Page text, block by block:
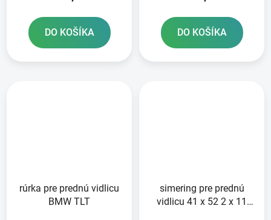
DO KOŠÍKA DO KOŠÍKA
rúrka pre prednú vidlicu
BMW TLT
simering pre prednú
vidlicu 41 x 52 2 x 11